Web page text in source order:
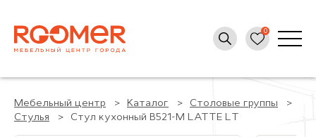
Мебельный центр Каталог
Столовые группы
Стулья
Стул кухонный B521-M LATTE LT